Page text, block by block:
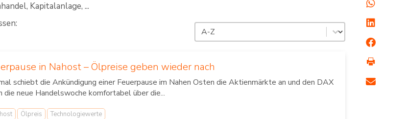
Kapitalanlage, ...
Sortierung
Sort content
in Nahost – Ölpreise geben wieder nach
schiebt die Ankündigung einer Feuerpause im Nahen Osten die Aktienmärkte an und den DAX
die neue Handelswoche komfortabel über die...
Ölpreis Technologiewerte